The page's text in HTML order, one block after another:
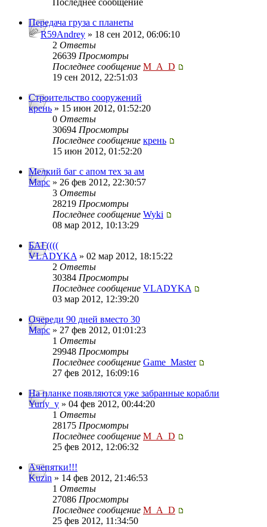
Последнее сообщение
Передача груза с планеты
R59Andrey » 18 сен 2012, 06:06:10
2 Ответы
26639 Просмотры
Последнее сообщение M_A_D
19 сен 2012, 22:51:03
Строительство сооружений
крень » 15 июн 2012, 01:52:20
0 Ответы
30694 Просмотры
Последнее сообщение крень
15 июн 2012, 01:52:20
Мелкий баг с апом тех за ам
Mapc » 26 фев 2012, 22:30:57
3 Ответы
28219 Просмотры
Последнее сообщение Wyki
08 мар 2012, 10:13:29
БАГ((((
VLADYKA » 02 мар 2012, 18:15:22
2 Ответы
30384 Просмотры
Последнее сообщение VLADYKA
03 мар 2012, 12:39:20
Очереди 90 дней вместо 30
Mapc » 27 фев 2012, 01:01:23
1 Ответы
29948 Просмотры
Последнее сообщение Game_Master
27 фев 2012, 16:09:16
На планке появляются уже забранные корабли
Yuriy_y » 04 фев 2012, 00:44:20
1 Ответы
28175 Просмотры
Последнее сообщение M_A_D
25 фев 2012, 12:06:32
Ачепятки!!!
Kuzin » 14 фев 2012, 21:46:53
1 Ответы
27086 Просмотры
Последнее сообщение M_A_D
25 фев 2012, 11:34:50